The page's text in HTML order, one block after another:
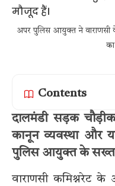
अपर पुलिस आयुक्त ने वाराणसी
Contents
दालमंडी सड़क
कानून व्यवस्था और
पुलिस आयुक्त के सख्त
वाराणसी कमिश्नरेट